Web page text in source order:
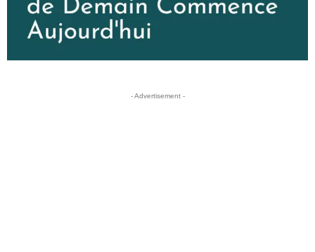
- Advertisement -